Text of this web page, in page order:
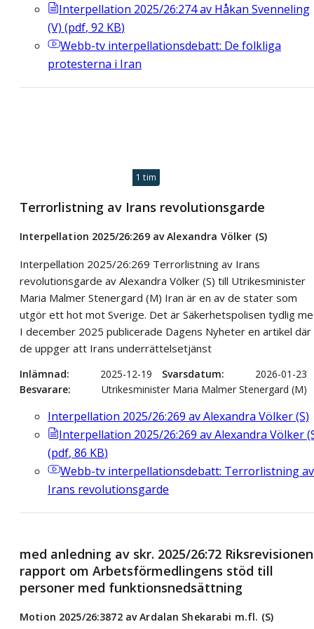
Interpellation 2025/26:274 av Håkan Svenneling
(V) (pdf, 92 KB)
Webb-tv interpellationsdebatt: De folkliga
protesterna i Iran
1 tim
Terrorlistning av Irans revolutionsgarde
Interpellation 2025/26:269 av Alexandra Völker (S)
Interpellation 2025/26:269 Terrorlistning av Irans
revolutionsgarde av Alexandra Völker (S) till Utrikesminister
Maria Malmer Stenergard (M) Iran är en av de stater som
utgör ett hot mot Sverige. Det är Säkerhetspolisen tydlig
I december 2025 publicerade Dagens Nyheter en artikel där
de uppger att Irans underrättelsetjänst
Inlämnad 2025-12-19 Svarsdatum
2026-01-23
Besvarare
Utrikesminister Maria Malmer Stenergard (M)
Interpellation 2025/26:269 av Alexandra Völker (S)
Interpellation 2025/26:269 av Alexandra Völker
(pdf, 86 KB)
Webb-tv interpellationsdebatt: Terrorlistning av
Irans revolutionsgarde
med anledning av skr. 2025/26:72
rapport om Arbetsförmedlingens stöd till
personer med funktionsnedsättning
Motion 2025/26:3872 av Ardalan Shekarabi m.fl. (S)